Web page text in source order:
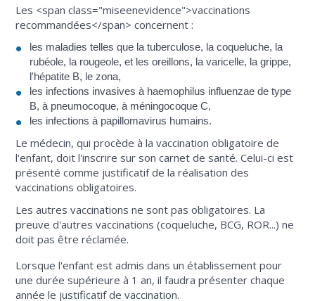
Les <span class="miseenevidence">vaccinations
recommandées</span> concernent :
les maladies telles que la tuberculose, la coqueluche, la
rubéole, la rougeole, et les oreillons, la varicelle, la grippe,
l'hépatite B, le zona,
les infections invasives à haemophilus influenzae de type
B, à pneumocoque, à méningocoque C,
les infections à papillomavirus humains.
Le médecin, qui procède à la vaccination obligatoire de
l'enfant, doit l'inscrire sur son carnet de santé. Celui-ci est
présenté comme justificatif de la réalisation des
vaccinations obligatoires.
Les autres vaccinations ne sont pas obligatoires. La
preuve d'autres vaccinations (coqueluche, BCG, ROR...) ne
doit pas être réclamée.
Lorsque l'enfant est admis dans un établissement pour
une durée supérieure à 1 an, il faudra présenter chaque
année le justificatif de vaccination.